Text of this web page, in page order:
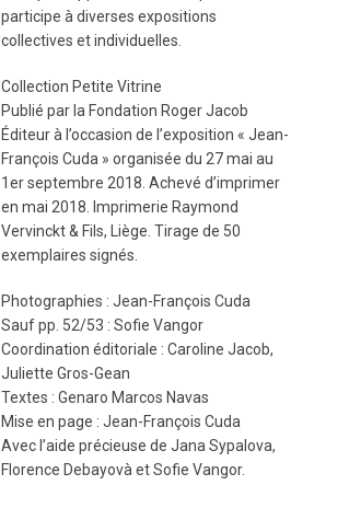
participe à diverses expositions
collectives et individuelles.
Collection Petite Vitrine
Publié par la Fondation Roger Jacob
Éditeur à l’occasion de l’exposition « Jean-
François Cuda » organisée du 27 mai au
1er septembre 2018. Achevé d’imprimer
en mai 2018. Imprimerie Raymond
Vervinckt & Fils, Liège. Tirage de 50
exemplaires signés.
Photographies : Jean-François Cuda
Sauf pp. 52/53 : Sofie Vangor
Coordination éditoriale : Caroline Jacob,
Juliette Gros-Gean
Textes : Genaro Marcos Navas
Mise en page : Jean-François Cuda
Avec l’aide précieuse de Jana Sypalova,
Florence Debayovà et Sofie Vangor.